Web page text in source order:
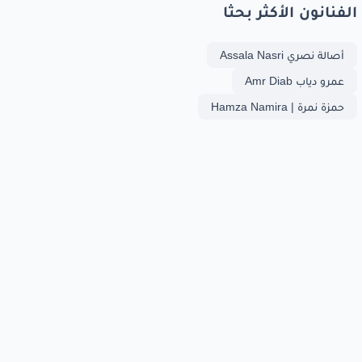
الفنانون الأكثر بحثا
أصالة نصري Assala Nasri
عمرو دياب Amr Diab
حمزة نمرة | Hamza Namira